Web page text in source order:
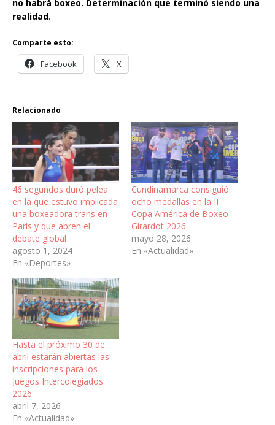
no habrá boxeo. Determinación que terminó siendo una
realidad.
Comparte esto:
Facebook X
Relacionado
46 segundos duró pelea
en la que estuvo implicada
una boxeadora trans en
París y que abren el
debate global
agosto 1, 2024
En «Deportes»
Cundinamarca consiguió
ocho medallas en la II
Copa América de Boxeo
Girardot 2026
mayo 28, 2026
En «Actualidad»
Hasta el próximo 30 de
abril estarán abiertas las
inscripciones para los
Juegos Intercolegiados
2026
abril 7, 2026
En «Actualidad»